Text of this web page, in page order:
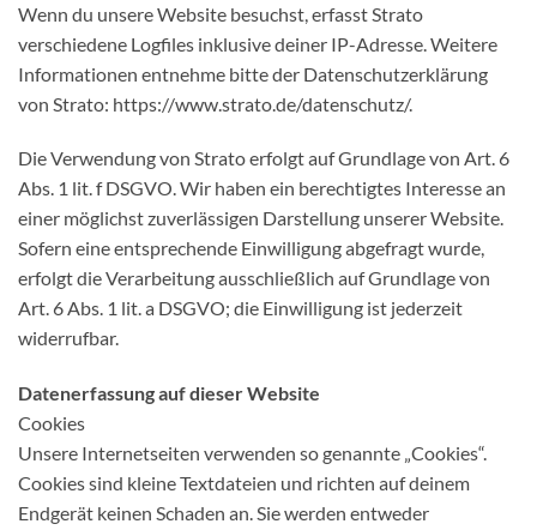
Wenn du unsere Website besuchst, erfasst Strato
verschiedene Logfiles inklusive deiner IP-Adresse. Weitere
Informationen entnehme bitte der Datenschutzerklärung
von Strato: https://www.strato.de/datenschutz/.
Die Verwendung von Strato erfolgt auf Grundlage von Art. 6
Abs. 1 lit. f DSGVO. Wir haben ein berechtigtes Interesse an
einer möglichst zuverlässigen Darstellung unserer Website.
Sofern eine entsprechende Einwilligung abgefragt wurde,
erfolgt die Verarbeitung ausschließlich auf Grundlage von
Art. 6 Abs. 1 lit. a DSGVO; die Einwilligung ist jederzeit
widerrufbar.
Datenerfassung auf dieser Website
Cookies
Unsere Internetseiten verwenden so genannte „Cookies“.
Cookies sind kleine Textdateien und richten auf deinem
Endgerät keinen Schaden an. Sie werden entweder